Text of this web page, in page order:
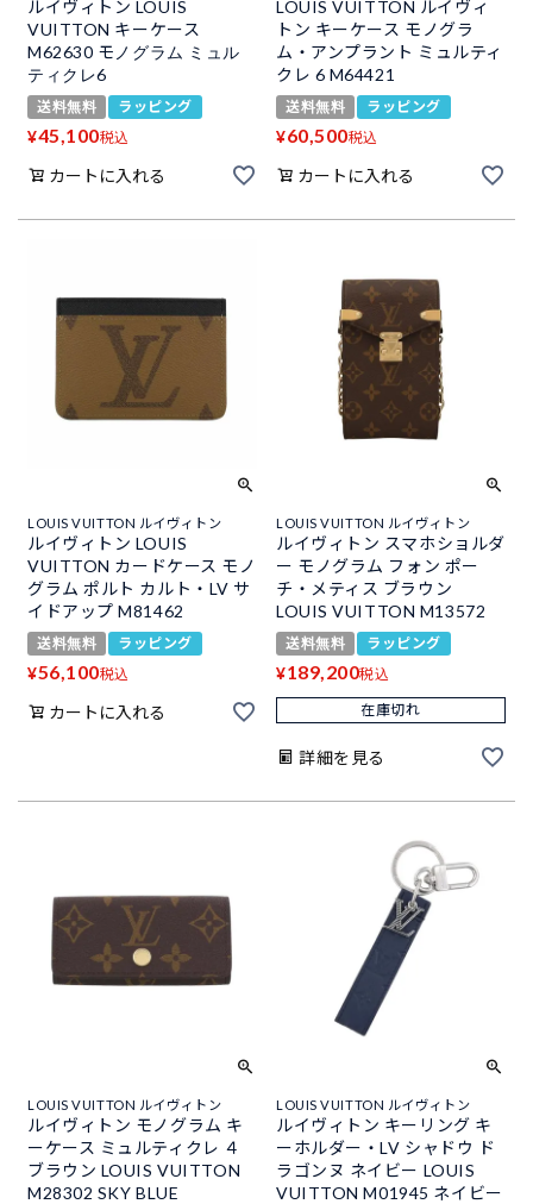
ルイヴィトン LOUIS
VUITTON キーケース
M62630 モノグラム ミュル
ティクレ6
送料無料 ラッピング
¥45,100税込
カートに入れる
LOUIS VUITTON ルイヴィ
トン キーケース モノグラ
ム・アンプラント ミュルティ
クレ 6 M64421
送料無料 ラッピング
¥60,500税込
カートに入れる
LOUIS VUITTON ルイヴィトン
ルイヴィトン LOUIS
VUITTON カードケース モノ
グラム ポルト カルト・LV サ
イドアップ M81462
送料無料 ラッピング
¥56,100税込
カートに入れる
LOUIS VUITTON ルイヴィトン
ルイヴィトン スマホショルダ
ー モノグラム フォン ポー
チ・メティス ブラウン
LOUIS VUITTON M13572
送料無料 ラッピング
¥189,200税込
在庫切れ
詳細を見る
LOUIS VUITTON ルイヴィトン
ルイヴィトン モノグラム キ
ーケース ミュルティクレ ４
ブラウン LOUIS VUITTON
M28302 SKY BLUE
LOUIS VUITTON ルイヴィトン
ルイヴィトン キーリング キ
ーホルダー・LV シャドウ ド
ラゴンヌ ネイビー LOUIS
VUITTON M01945 ネイビー